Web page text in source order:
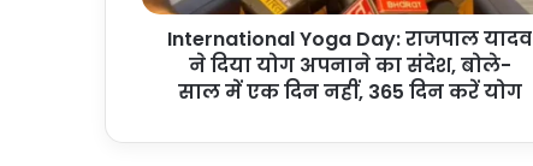
अपनाने
International Yoga Day: राजपाल यादव
ने दिया योग अपनाने का संदेश, बोले-
साल में एक दिन नहीं, 365 दिन करें योग